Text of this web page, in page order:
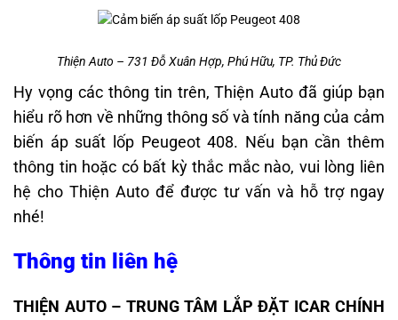
Thiện Auto – 731 Đỗ Xuân Hợp, Phú Hữu, TP. Thủ Đức
Hy vọng các thông tin trên, Thiện Auto đã giúp bạn
hiểu rõ hơn về những thông số và tính năng của cảm
biến áp suất lốp Peugeot 408. Nếu bạn cần thêm
thông tin hoặc có bất kỳ thắc mắc nào, vui lòng liên
hệ cho Thiện Auto để được tư vấn và hỗ trợ ngay
nhé!
Thông tin liên hệ
THIỆN AUTO – TRUNG TÂM LẮP ĐẶT ICAR CHÍNH